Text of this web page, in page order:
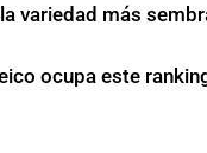
variedad más
ocupa este